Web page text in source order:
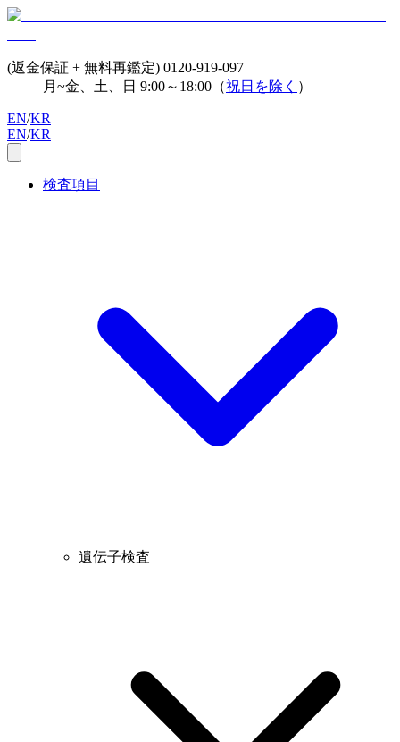
(返金保証 + 無料再鑑定) 0120-919-097
月~金、土、日 9:00～18:00（祝日を除く ）
EN/KR
EN/KR
検査項目
遺伝子検査